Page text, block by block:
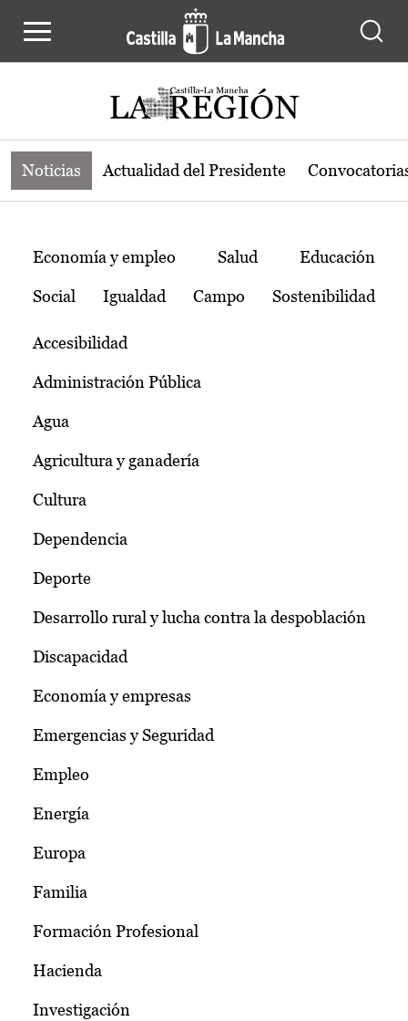
Noticias de la región de Castilla-La
Noticias Actualidad del Presidente
Temas
Economía y empleo Salud Educación
Social Igualdad Campo Sostenibilidad
Accesibilidad
Administración Pública
Agua
Agricultura y ganadería
Cultura
Dependencia
Deporte
Desarrollo rural y lucha contra la despoblación
Discapacidad
Economía y empresas
Emergencias y Seguridad
Empleo
Energía
Europa
Familia
Formación Profesional
Hacienda
Investigación